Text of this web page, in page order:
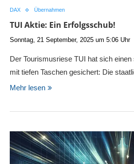
DAX Übernahmen
TUI Aktie: Ein Erfolgsschub!
Sonntag, 21 September, 2025 um 5:06 Uhr
Der Tourismusriese TUI hat sich
mit tiefen Taschen gesichert: Die
Mehr lesen